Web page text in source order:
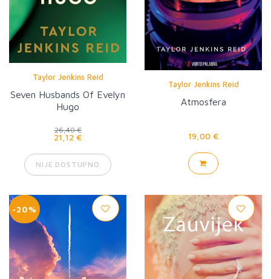
Taylor Jenkins Reid
Seven Husbands Of Evelyn
Hugo
26,40 €
21,12 €
NIJE DOSTUPNO
Taylor Jenkins Reid
Atmosfera
19,00 €
-20%